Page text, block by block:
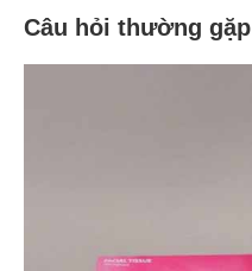
Câu hỏi thường gặp